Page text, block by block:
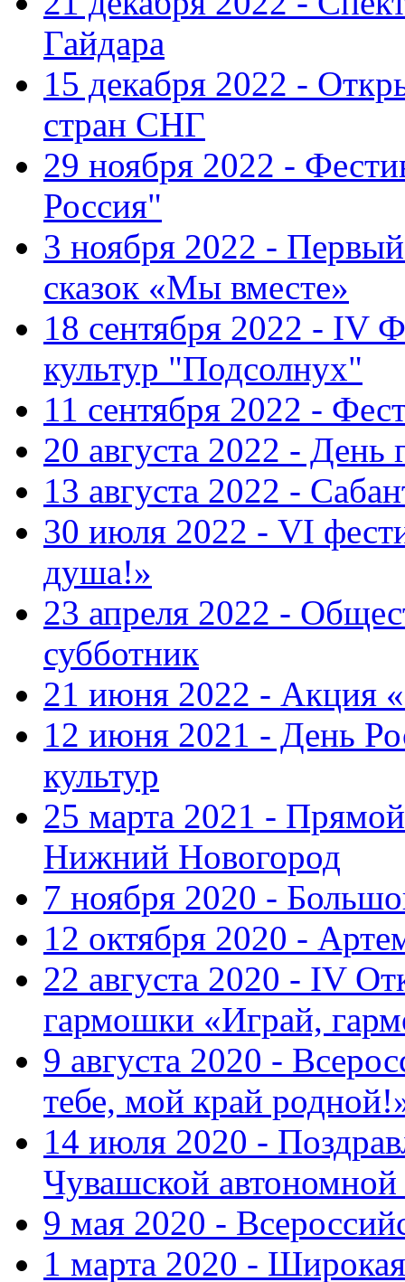
Гайдара
15 декабря 2022 -
стран СНГ
29 ноября 2022 -
Россия"
3 ноября 2022 -
сказок «Мы вместе»
18 сентября 2022 - IV
культур "Подсолнух"
11 сентября 2022 -
20 августа 2022 - День
13 августа 2022 -
30 июля 2022 - VI
душа!»
23 апреля 2022 -
субботник
21 июня 2022 - Акция
12 июня 2021 - День
культур
25 марта 2021 -
Нижний Новогород
7 ноября 2020 -
12 октября 2020 -
22 августа 2020 - IV
гармошки «Играй,
9 августа 2020 -
тебе, мой край
14 июля 2020 -
Чувашской автономной
9 мая 2020 -
1 марта 2020 -